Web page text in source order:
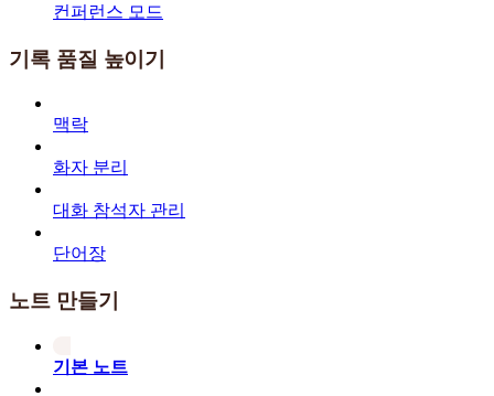
컨퍼런스 모드
기록 품질 높이기
맥락
화자 분리
대화 참석자 관리
단어장
노트 만들기
기본 노트